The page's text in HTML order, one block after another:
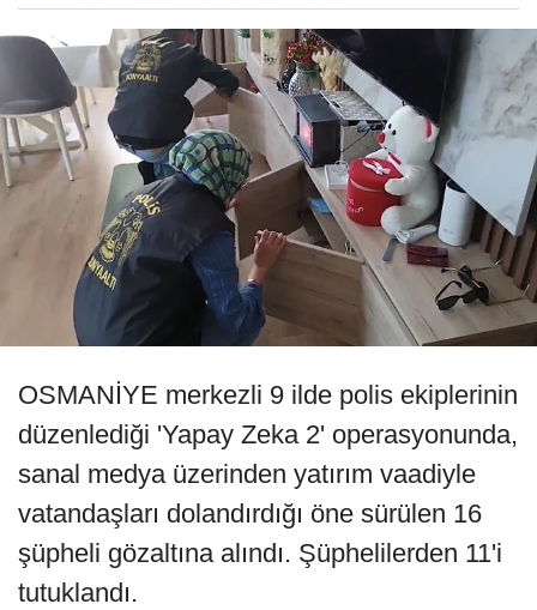
OSMANİYE merkezli 9 ilde polis ekiplerinin
düzenlediği 'Yapay Zeka 2' operasyonunda,
sanal medya üzerinden yatırım vaadiyle
vatandaşları dolandırdığı öne sürülen 16
şüpheli gözaltına alındı. Şüphelilerden 11'i
tutuklandı.